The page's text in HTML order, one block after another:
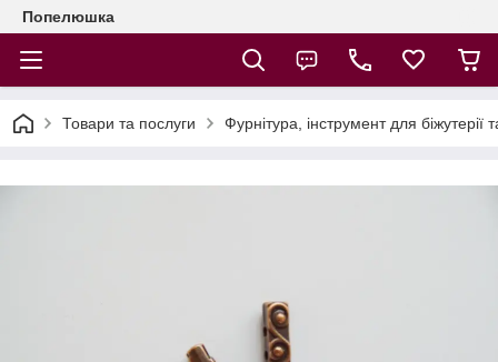
Попелюшка
Товари та послуги Фурнітура, інструмент для біжутерії